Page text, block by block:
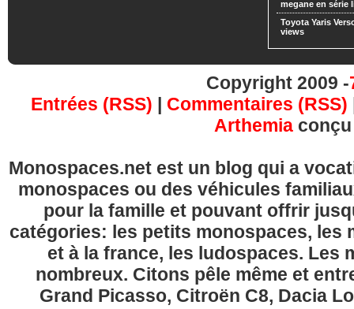
megane en série
Toyota Yaris
views
Copyright 2009 -
Entrées (RSS) | Commentaires (RSS)
Arthemia
Monospaces.net est un blog qui a
monospaces ou des véhicules
pour la famille et pouvant offrir
catégories: les petits monospaces, les
et à la france, les ludospaces. Les
nombreux. Citons pêle même et
Grand Picasso, Citroën C8, Dacia